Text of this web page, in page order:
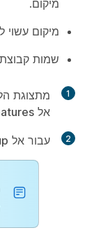
מיקום.
מיקום עשוי
שמות קבוצת
1 מתצוגת
אל
2 עבור אל